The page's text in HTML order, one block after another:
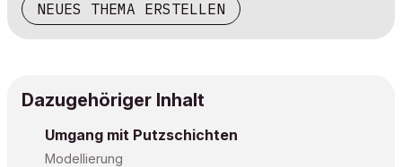
NEUES THEMA ERSTELLEN
Dazugehöriger Inhalt
Umgang mit Putzschichten
Modellierung